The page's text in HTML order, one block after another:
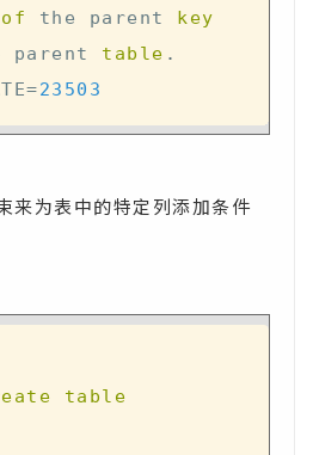
of the parent key
parent table .
=23503
来为表中的特定列添加条件
table